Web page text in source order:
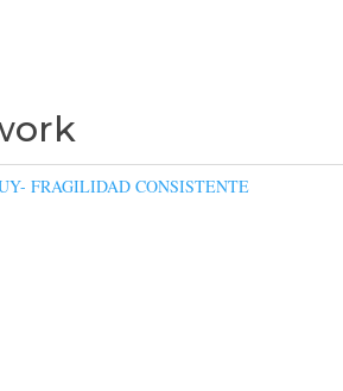
FRAGILIDAD CONSISTENTE